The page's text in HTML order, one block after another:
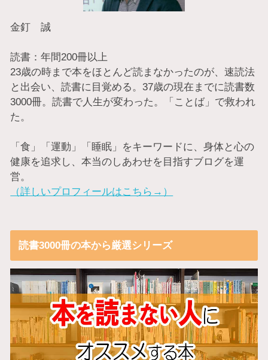
金釘 誠
読書：年間200冊以上
23歳の時まで本をほとんど読まなかったのが、速読法
と出会い、読書に目覚める。37歳の現在までに読書数
3000冊。読書で人生が変わった。「ことば」で救われ
た。
「食」「運動」「睡眠」をキーワードに、身体と心の
健康を追求し、本当のしあわせを目指すブログを運
営。
（詳しいプロフィールはこちら→）
読書3000冊の本から厳選シリーズ